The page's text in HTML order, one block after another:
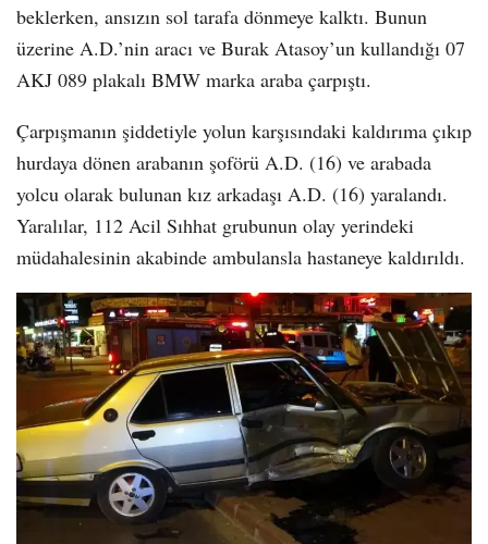
beklerken, ansızın sol tarafa dönmeye kalktı. Bunun
üzerine A.D.’nin aracı ve Burak Atasoy’un kullandığı 07
AKJ 089 plakalı BMW marka araba çarpıştı.
Çarpışmanın şiddetiyle yolun karşısındaki kaldırıma çıkıp
hurdaya dönen arabanın şoförü A.D. (16) ve arabada
yolcu olarak bulunan kız arkadaşı A.D. (16) yaralandı.
Yaralılar, 112 Acil Sıhhat grubunun olay yerindeki
müdahalesinin akabinde ambulansla hastaneye kaldırıldı.